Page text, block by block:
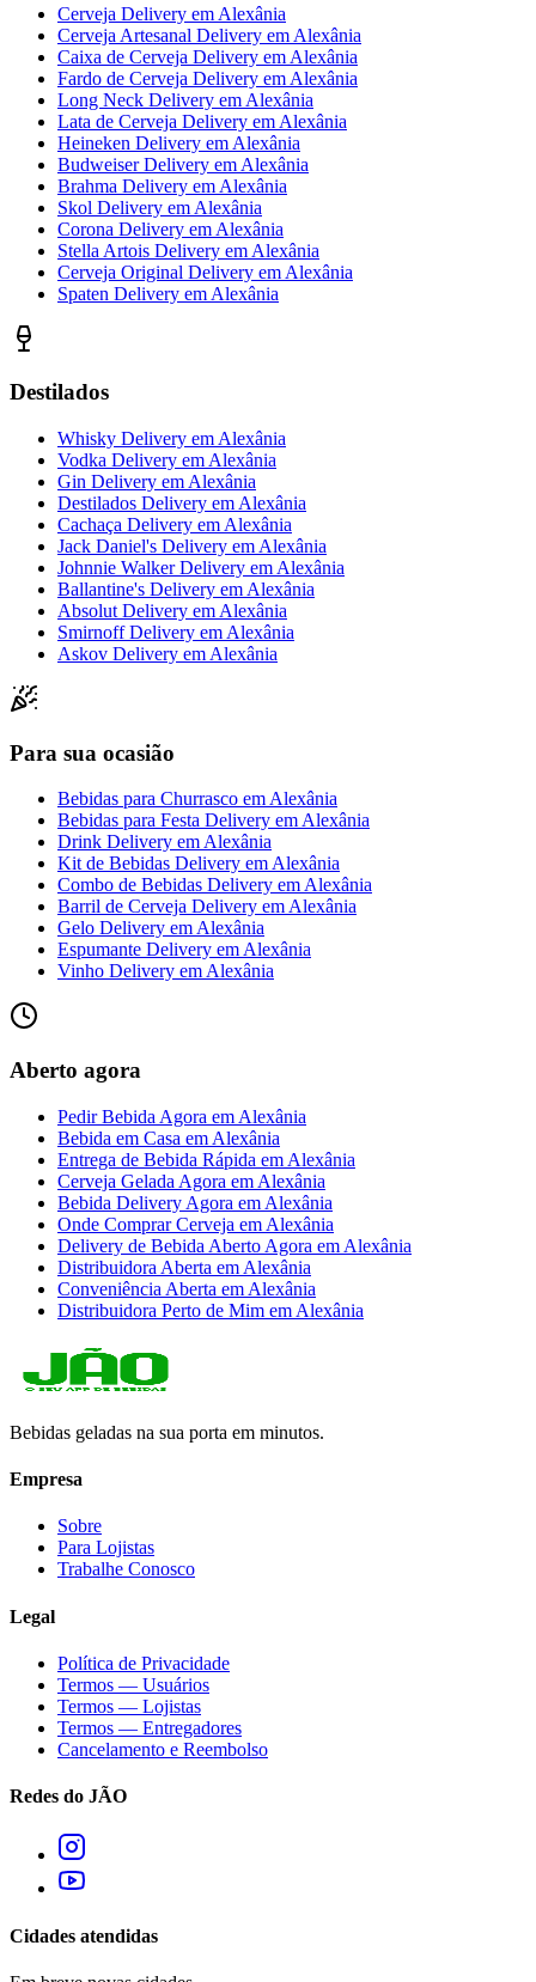
Cerveja Delivery em Alexânia
Cerveja Artesanal Delivery em Alexânia
Caixa de Cerveja Delivery em Alexânia
Fardo de Cerveja Delivery em Alexânia
Long Neck Delivery em Alexânia
Lata de Cerveja Delivery em Alexânia
Heineken Delivery em Alexânia
Budweiser Delivery em Alexânia
Brahma Delivery em Alexânia
Skol Delivery em Alexânia
Corona Delivery em Alexânia
Stella Artois Delivery em Alexânia
Cerveja Original Delivery em Alexânia
Spaten Delivery em Alexânia
Destilados
Whisky Delivery em Alexânia
Vodka Delivery em Alexânia
Gin Delivery em Alexânia
Destilados Delivery em Alexânia
Cachaça Delivery em Alexânia
Jack Daniel's Delivery em Alexânia
Johnnie Walker Delivery em Alexânia
Ballantine's Delivery em Alexânia
Absolut Delivery em Alexânia
Smirnoff Delivery em Alexânia
Askov Delivery em Alexânia
Para sua ocasião
Bebidas para Churrasco emAlexânia
Bebidas para Festa Delivery emAlexânia
Drink Delivery emAlexânia
Kit de Bebidas Delivery emAlexânia
Combo de Bebidas Delivery emAlexânia
Barril de Cerveja Delivery emAlexânia
Gelo Delivery emAlexânia
Espumante Delivery emAlexânia
Vinho Delivery emAlexânia
Aberto agora
Pedir Bebida Agora em Alexânia
Bebida em Casa em Alexânia
Entrega de Bebida Rápida em Alexânia
Cerveja Gelada Agora em Alexânia
Bebida Delivery Agora em Alexânia
Onde Comprar Cerveja em Alexânia
Delivery de Bebida Aberto Agora em Alexânia
Distribuidora Aberta em Alexânia
Conveniência Aberta em Alexânia
Distribuidora Perto de Mim em Alexânia
Bebidas geladas na sua porta em minutos.
Empresa
Sobre
Para Lojistas
Trabalhe Conosco
Legal
Política de Privacidade
Termos — Usuários
Termos — Lojistas
Termos — Entregadores
Cancelamento e Reembolso
Redes do JÃO
Cidades atendidas